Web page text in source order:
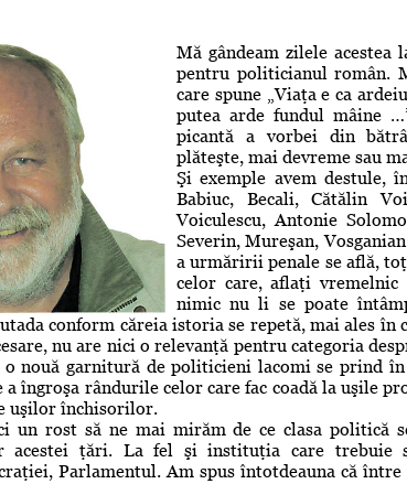
Mă gândeam zilele
pentru politicianul român.
care spune „Viaţa e ca
putea arde fundul mâine
picantă a vorbei din
plăteşte, mai devreme sau
Şi exemple avem destule,
Babiuc, Becali, Cătălin
Voiculescu, Antonie
Severin, Mureşan,
a urmăririi penale se află,
celor care, aflaţi
nimic nu li se poate
conform căreia istoria se repetă, mai ales
nu are nici o relevanţă pentru categoria
o nouă garnitură de politicieni lacomi se prind
a îngroşa rândurile celor care fac coadă la uşile
uşilor închisorilor.
un rost să ne mai mirăm de ce clasa politică
acestei ţări. La fel şi instituţia care trebuie
Parlamentul. Am spus întotdeauna că